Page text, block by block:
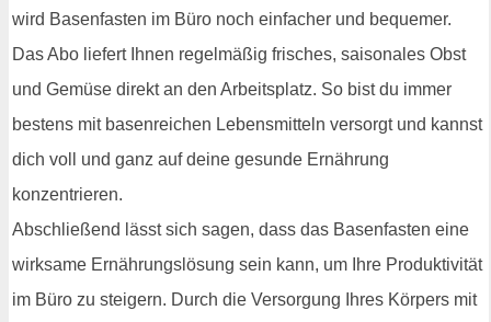
wird Basenfasten im Büro noch einfacher und bequemer.
Das Abo liefert Ihnen regelmäßig frisches, saisonales Obst
und Gemüse direkt an den Arbeitsplatz. So bist du immer
bestens mit basenreichen Lebensmitteln versorgt und kannst
dich voll und ganz auf deine gesunde Ernährung
konzentrieren.
Abschließend lässt sich sagen, dass das Basenfasten eine
wirksame Ernährungslösung sein kann, um Ihre Produktivität
im Büro zu steigern. Durch die Versorgung Ihres Körpers mit